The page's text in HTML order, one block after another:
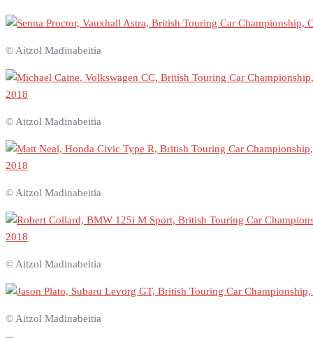
© Aitzol Madinabeitia
© Aitzol Madinabeitia
© Aitzol Madinabeitia
© Aitzol Madinabeitia
© Aitzol Madinabeitia